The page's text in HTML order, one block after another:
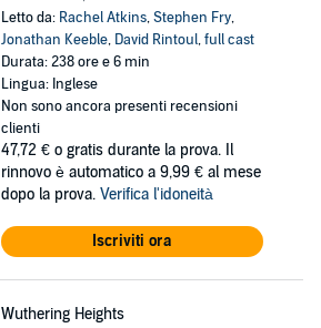
Letto da: Rachel Atkins,Stephen Fry,
Jonathan Keeble, David Rintoul,full cast
Durata: 238 ore e 6 min
Lingua: Inglese
Non sono ancora presenti recensioni
clienti
47,72 € o gratis durante la prova. Il
rinnovo è automatico a 9,99 € al mese
dopo la prova. Verifica l'idoneità
Iscriviti ora
Wuthering Heights